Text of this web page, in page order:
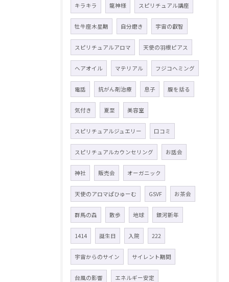
キラキラ 龍神様 スピリチュアル講座
牡牛座木星期 自分磨き 宇宙の叡智
スピリチュアルアロマ 天使の羽根ピアス
ヘアオイル マテリアル フジコヘミング
電話 抗がん剤治療 息子 腹を括る
気付き 夏至 美容室
スピリチュアルジュエリー 口コミ
スピリチュアルカウンセリング お話会
神社 販売会 オーガニック
天使のアロマぱひゅーむ GSVF お茶会
群馬の森 散歩 地球 銀河新年
1414 誕生日 入院 222
宇宙からのサイン サイレント期間
台風の影響 エネルギー安定